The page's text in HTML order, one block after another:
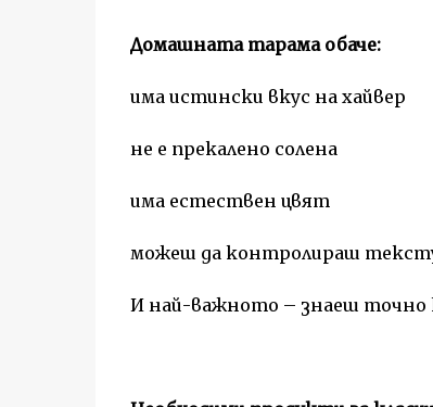
Домашната тарама обаче:
има истински вкус на хайвер
не е прекалено солена
има естествен цвят
можеш да контролираш
И най-важното – знаеш точно